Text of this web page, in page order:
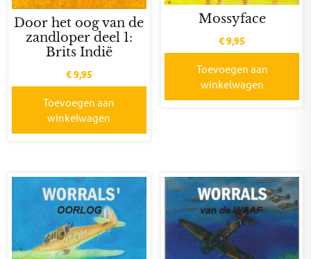
Door het oog van de
zandloper deel 1:
Brits Indië
€9,95
Toevoegen aan
winkelwagen
Mossyface
€9,95
Toevoegen aan
winkelwagen